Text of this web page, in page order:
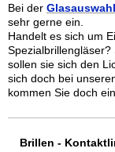
Bei der Glasauswahl
sehr gerne ein.
Handelt es sich um
sollen sie sich den
sich doch bei
kommen Sie doch
Brillen -